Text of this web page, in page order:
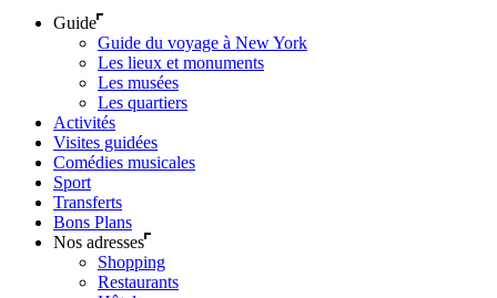
Guide
Guide du voyage à New York
Les lieux et monuments
Les musées
Les quartiers
Activités
Visites guidées
Comédies musicales
Sport
Transferts
Bons Plans
Nos adresses
Shopping
Restaurants